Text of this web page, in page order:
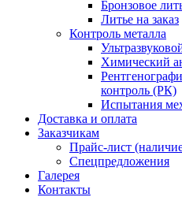
Бронзовое
Литье на заказ
Контроль металла
Химический
контроль (РК)
Испытания
Доставка и оплата
Заказчикам
Прайс-лист
Спецпредложения
Галерея
Контакты